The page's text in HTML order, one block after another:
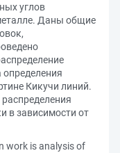
углов
Даны общие
Кикучи линий.
в зависимости от
work is analysis of